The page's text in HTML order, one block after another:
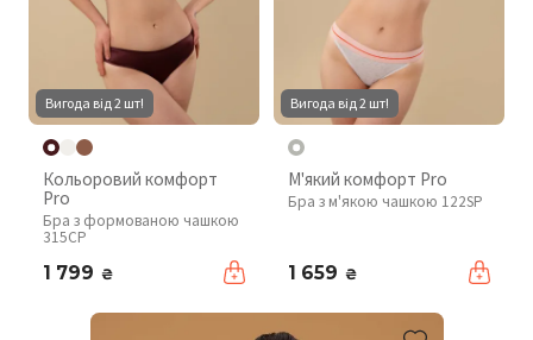
Вигода від 2 шт!
Кольоровий комфорт
Pro
Бра з формованою чашкою
315CP
1 799 ₴
Вигода від 2 шт!
М'який комфорт Pro
Бра з м'якою чашкою 122SP
1 659 ₴